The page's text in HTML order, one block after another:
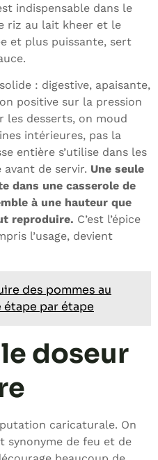
indispensable dans le
riz au lait kheer et le
et plus puissante, sert
: digestive, apaisante,
positive sur la pression
les desserts, on moud
intérieures, pas la
entière s’utilise dans les
avant de servir. Une seule
dans une casserole de
à une hauteur que
reproduire. C’est l’épice
l’usage, devient
des pommes au
par étape
doseur
caricaturale. On
synonyme de feu et de